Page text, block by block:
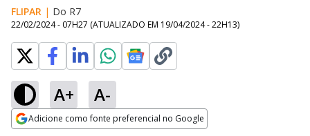
FLIPAR | Do R7
22/02/2024 - 07H27 (ATUALIZADO EM 19/04/2024 - 22H13)
A+ A-
Adicione como fonte preferencial no Google